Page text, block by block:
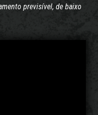
previsível, de baixo